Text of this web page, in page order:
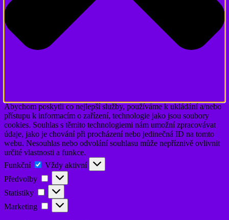
Abychom poskytli co nejlepší služby, používáme k ukládání a/nebo
přístupu k informacím o zařízení, technologie jako jsou soubory
cookies. Souhlas s těmito technologiemi nám umožní zpracovávat
údaje, jako je chování při procházení nebo jedinečná ID na tomto
webu. Nesouhlas nebo odvolání souhlasu může nepříznivě ovlivnit
určité vlastnosti a funkce.
Funkční
Funkční
Vždy aktivní
Předvolby
Předvolby
Statistiky Statistiky
Marketing Marketing